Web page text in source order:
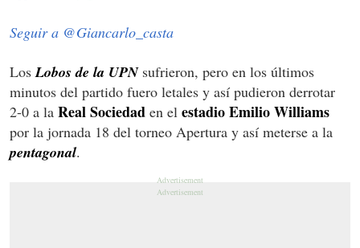
Seguir a @Giancarlo_casta
Los Lobos de la UPNsufrieron, pero en los últimos
minutos del partido fuero letales y así pudieron derrotar
2-0 a la Real Sociedad en el estadio Emilio Williams
por la jornada 18 del torneo Apertura y así meterse a la
pentagonal.